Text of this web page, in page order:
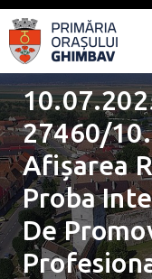
27460/
Afișarea
Proba
De